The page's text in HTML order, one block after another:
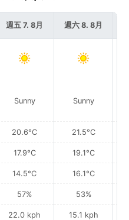
週五 7. 8月
Sunny
20.6°C
17.9°C
14.5°C
57%
22.0 kph
週六 8. 8月
Sunny
21.5°C
19.1°C
16.1°C
53%
15.1 kph